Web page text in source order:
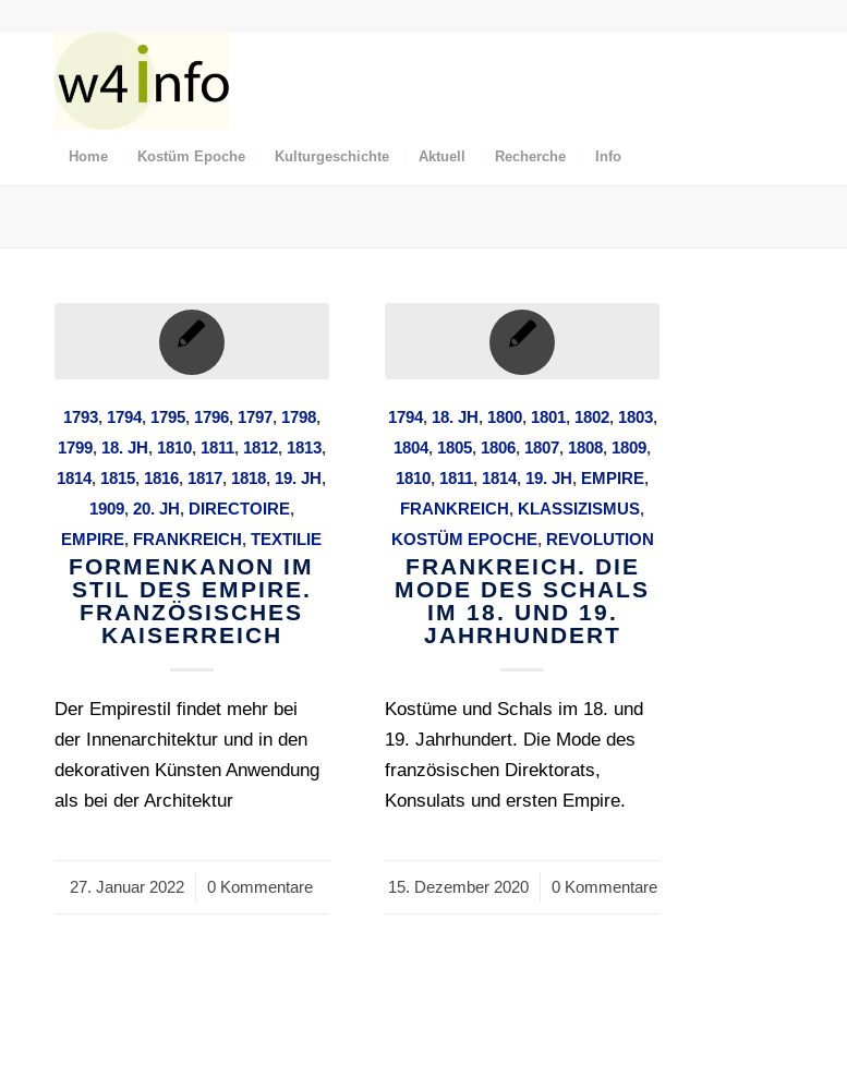
Home Kostüm Epoche Kulturgeschichte Aktuell Recherche Info
1793, 1794, 1795, 1796, 1797, 1798,
1799, 18. JH, 1810, 1811, 1812, 1813,
1814, 1815, 1816, 1817, 1818, 19. JH,
1909, 20. JH, DIRECTOIRE,
EMPIRE, FRANKREICH,TEXTILIE
FORMENKANON IM
STIL DES EMPIRE.
FRANZÖSISCHES
KAISERREICH
Der Empirestil findet mehr bei
der Innenarchitektur und in den
dekorativen Künsten Anwendung
als bei der Architektur
27. Januar 2022
/ 0 Kommentare
1794, 18. JH, 1800, 1801, 1802, 1803,
1804, 1805, 1806, 1807, 1808, 1809,
1810, 1811, 1814, 19. JH, EMPIRE,
FRANKREICH, KLASSIZISMUS,
KOSTÜM EPOCHE, REVOLUTION
FRANKREICH. DIE
MODE DES SCHALS
IM 18. UND 19.
JAHRHUNDERT
Kostüme und Schals im 18. und
19. Jahrhundert. Die Mode des
französischen Direktorats,
Konsulats und ersten Empire.
15. Dezember 2020
/ 0 Kommentare